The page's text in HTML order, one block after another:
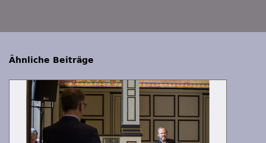
Ähnliche Beiträge